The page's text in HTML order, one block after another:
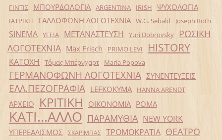
ΓΙΝΤΙΣ
ΜΠΟΥΡΔΟΛΟΓΙΑ ARGENTINA IRISH ΨΥΧΟΛΟΓΙΑ
ΙΑΤΡΙΚΗ ΓΑΛΛΟΦΩΝΗ ΛΟΓΟΤΕΧΝΙΑ W.G. Sebald Joseph Roth
SINEMA ΥΓΕΙΑ ΜΕΤΑΝΑΣΤΕΥΣΗ Yuri Dobrovsky
ΡΩΣΙΚΗ
ΛΟΓΟΤΕΧΝΙΑ Max Frisch PRIMO LEVI HISTORY
ΚΑΤΟΧΗ Τόμας Μπέρνχαρτ Maria Popova
ΓΕΡΜΑΝΟΦΩΝΗ ΛΟΓΟΤΕΧΝΙΑ ΣΥΝΕΝΤΕΥΞΕΙΣ
ΕΛΛ.ΠΕΖΟΓΡΑΦΙΑ LEFKOKYMA HANNA ARENDT
ΑΡΧΕΙΟ ΚΡΙΤΙΚΗ ΟΙΚΟΝΟΜΙΑ ΡΟΜΑ
ΚΑΤΙ...ΑΛΛΟ ΠΑΡΑΜΥΘΙΑ NEW YORK
ΥΠΕΡΕΑΛΙΣΜΟΣ ΣΚΑΡΙΜΠΑΣ ΤΡΟΜΟΚΡΑΤΙΑ ΘΕΑΤΡΟ